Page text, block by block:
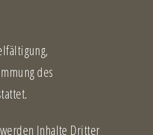
des
Inhalte Dritter